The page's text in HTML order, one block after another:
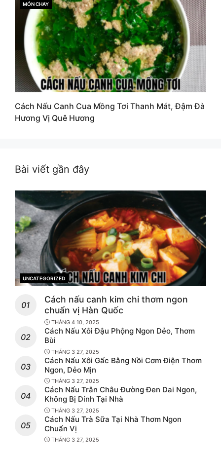
CATEGORIES
MÓN CHAY
Cách Nấu Canh Cua Mồng Tơi Thanh Mát, Đậm Đà
Hương Vị Quê Hương
Bài viết gần đây
CATEGORIES
UNCATEGORIZED
Cách nấu canh kim chi thơm ngon
chuẩn vị Hàn Quốc
THÁNG 4 10, 2025
Cách Nấu Xôi Đậu Phộng Ngon Dẻo, Thơm
Bùi
THÁNG 3 27, 2025
Cách Nấu Xôi Gấc Bằng Nồi Cơm Điện Thơm
Ngon, Dẻo Mịn
THÁNG 3 27, 2025
Cách Nấu Trân Châu Đường Đen Dai Ngon,
Không Bị Dính Tại Nhà
THÁNG 3 27, 2025
Cách Nấu Trà Sữa Tại Nhà Thơm Ngon
Chuẩn Vị
THÁNG 3 27, 2025